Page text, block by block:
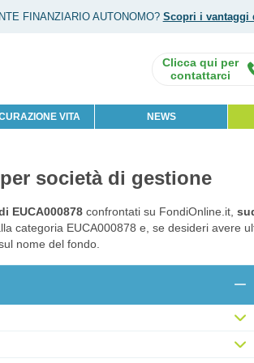
FINANZIARIO AUTONOMO? Scopri i vantaggi
VITA NEWS
società di gestione
EUCA000878confrontati su FondiOnline.it,
categoria EUCA000878 e, se desideri avere
nome del fondo.